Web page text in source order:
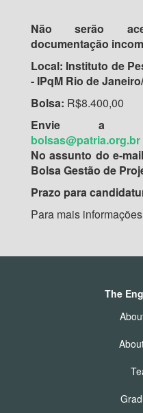
Não serão
documentação
Local: Instituto de
- IPqM Rio de
Bolsa: R$8.400,00
Envie a
bolsas@patria.org.br
No assunto do e-
Bolsa Gestão de
Prazo para
Para mais
The